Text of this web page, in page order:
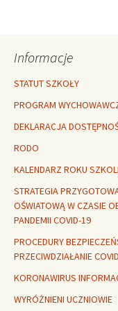
Informacje
STATUT SZKOŁY
PROGRAM
DEKLARACJA
RODO
KALENDARZ ROKU
STRATEGIA
OŚWIATOWĄ W CZASIE
PANDEMII COVID-19
PROCEDURY
PRZECIWDZIAŁANIE
KORONAWIRUS
WYRÓŻNIENI UCZNIOWIE